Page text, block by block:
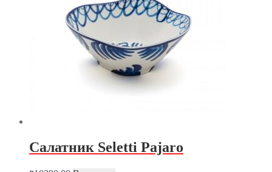
Салатник Seletti Pajaro